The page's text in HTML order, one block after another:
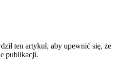
ten artykuł, aby upewnić się, że
publikacji.